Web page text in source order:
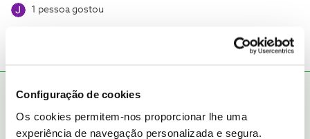
Configuração de cookies
Os cookies permitem-nos proporcionar lhe uma
experiência de navegação personalizada e segura.
1 pessoa gostou
Ana P. RESPOSTA
Olá@pprt757 ,@Guimase @carlosnosbenfica36🙂 ,